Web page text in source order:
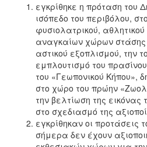
εγκρίθηκε η πρόταση του
ισόπεδο του περιβόλου,
φυσιολατρικού,
αναγκαίων χώρων στάσης
αστικού εξοπλισμού, την
εμπλουτισμό του
του «Γεωπονικού Κήπου»,
στο χώρο του πρώην
την βελτίωση της
στο σχεδιασμό της
εγκρίθηκαν οι προτάσεις
σήμερα δεν έχουν